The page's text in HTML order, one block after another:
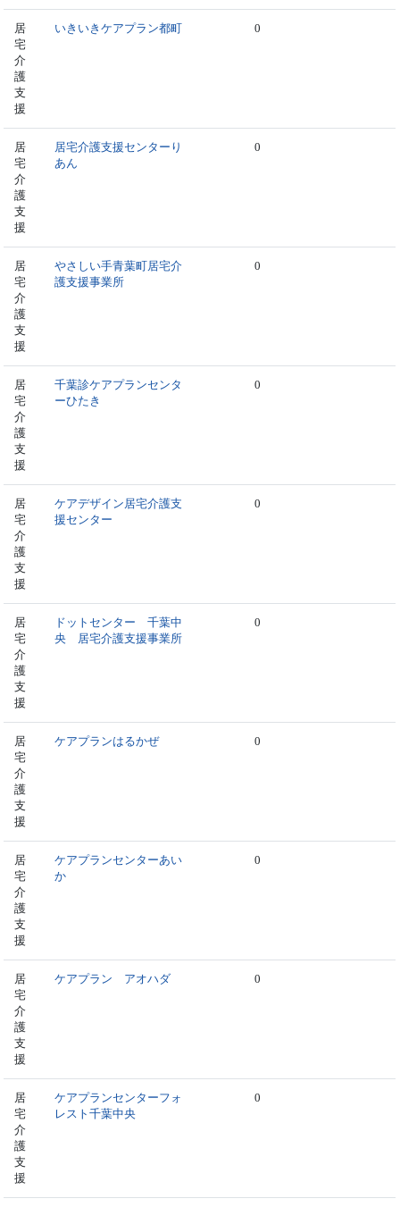
居
宅
介
護
支
援
いきいきケアプラン都町 0
居
宅
介
護
支
援
居宅介護支援センターり
あん
0
居
宅
介
護
支
援
やさしい手青葉町居宅介
護支援事業所
0
居
宅
介
護
支
援
千葉診ケアプランセンタ
ーひたき
0
居
宅
介
護
支
援
ケアデザイン居宅介護支
援センター
0
居
宅
介
護
支
援
ドットセンター 千葉中
央 居宅介護支援事業所
0
居
宅
介
護
支
援
ケアプランはるかぜ 0
居
宅
介
護
支
援
ケアプランセンターあい
か
0
居
宅
介
護
支
援
ケアプラン アオハダ 0
居
宅
介
護
支
援
ケアプランセンターフォ
レスト千葉中央
0